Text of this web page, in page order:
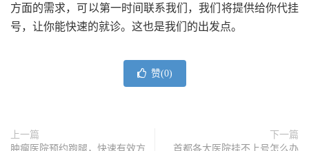
方面的需求，可以第一时间联系我们，我们将提供给你代挂
号，让你能快速的就诊。这也是我们的出发点。
赞(0)
上一篇
肿瘤医院预约跑腿，快速有效方
下一篇
首都各大医院挂不上号怎么办